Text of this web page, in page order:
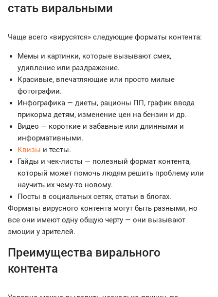
стать виральными
Чаще всего «вирусятся» следующие форматы контента:
Мемы и картинки, которые вызывают смех,
удивление или раздражение.
Красивые, впечатляющие или просто милые
фотографии.
Инфографика — диеты, рационы ПП, график ввода
прикорма детям, изменение цен на бензин и др.
Видео — короткие и забавные или длинными и
информативными.
Квизы и тесты.
Гайды и чек-листы — полезный формат контента,
который может помочь людям решить проблему или
научить их чему-то новому.
Посты в социальных сетях, статьи в блогах.
Форматы вирусного контента могут быть разными, но
все они имеют одну общую черту — они вызывают
эмоции у зрителей.
Преимущества вирального
контента